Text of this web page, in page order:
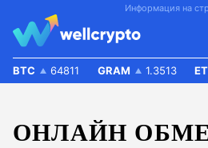
Информация на
BTC 64811 GRAM 1.3513
ОНЛАЙН